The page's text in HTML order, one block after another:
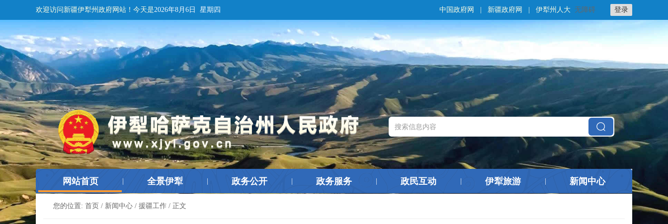
欢迎访问新疆伊犁州政府网站！ 今天是2026年8月6日 星期四 登录
无障碍
中国政府网 新疆政府网 伊犁州人大
网站首页 全景伊犁 政务公开 政务服务 政民互动 伊犁旅游 新闻中心
您的位置: 首页 / 新闻中心 / 援疆工作 / 正文